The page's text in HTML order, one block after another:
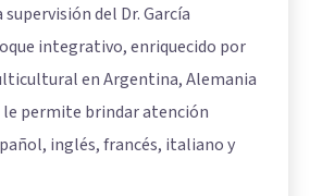
del Dr. García
integrativo, enriquecido por
en Argentina, Alemania
le permite brindar atención
inglés, francés, italiano y